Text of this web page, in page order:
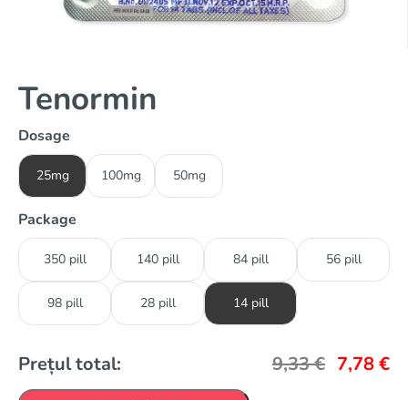
Tenormin
Dosage
25mg 100mg 50mg
Package
350 pill 140 pill 84 pill 56 pill
98 pill 28 pill 14 pill
Prețul total: 9,33€ 7,78€